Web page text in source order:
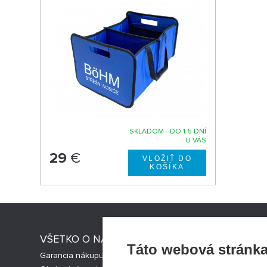
SKLADOM - DO 1-5 DNÍ
U VÁS
29 €
VŠETKO O NÁKUPE
Garancia nákupu
Strešné
Táto webová